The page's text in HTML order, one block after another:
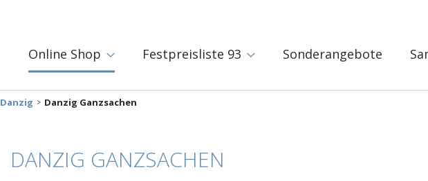
Online Shop Festpreisliste 93 Sonderangebote
Danzig Danzig Ganzsachen
DANZIG GANZSACHEN